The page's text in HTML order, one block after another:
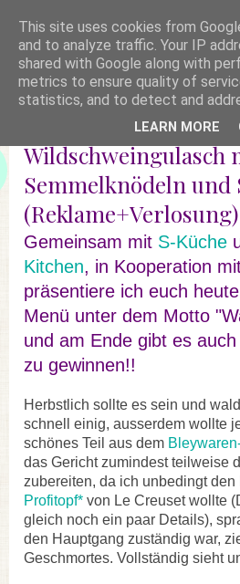
Wildschweingulasch
Semmelknödeln
(Reklame+Verlosung)
Gemeinsam mit S-Küche
Kitchen, in Kooperation
präsentiere ich euch
Menü unter dem Motto
und am Ende gibt es
zu gewinnen!!
Herbstlich sollte es sein und
schnell einig, ausserdem wollte
schönes Teil aus dem
das Gericht zumindest teilweise
zubereiten, da ich unbedingt den
Profitopf* von Le Creuset wollte
gleich noch ein paar Details),
den Hauptgang zuständig war,
Geschmortes. Vollständig sieht
This site uses cookies from
and to analyze traffic. Your IP
shared with Google along with
metrics to ensure quality of
statistics, and to detect and
LEARN MORE